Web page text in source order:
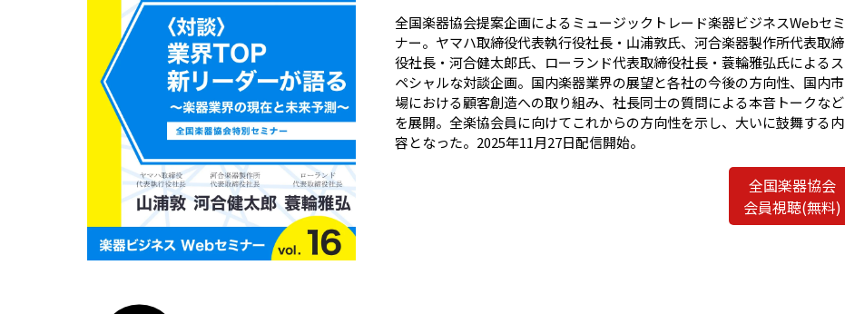
全国楽器協会提案企画によるミュージックトレード楽器ビジネスWebセミ
ナー。ヤマハ取締役代表執行役社長・山浦敦氏、河合楽器製作所代表取締
役社長・河合健太郎氏、ローランド代表取締役社長・蓑輪雅弘氏によるス
ペシャルな対談企画。国内楽器業界の展望と各社の今後の方向性、国内市
場における顧客創造への取り組み、社長同士の質問による本音トークなど
を展開。全楽協会員に向けてこれからの方向性を示し、大いに鼓舞する内
容となった。2025年11月27日配信開始。
全国楽器協会
会員視聴(無料)